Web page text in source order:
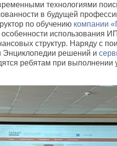
технологиями
в будущей
по обучению компании
особенности использования
структур. Наряду с
Энциклопедии решений и
ребятам при выполнении